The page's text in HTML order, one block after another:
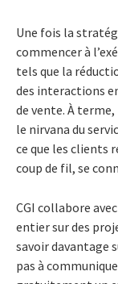
Une fois la
commencer à
tels que la
des interactions
de vente. À
le nirvana du
ce que les clients
coup de fil, se
CGI collabore
entier sur des
savoir davantage
pas à